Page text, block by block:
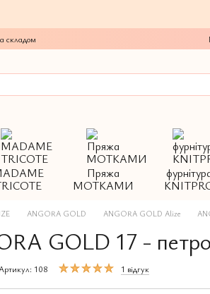
складом
Пряжа
МОТКАМИ
ANGORA GOLD ANGORA GOLD Alize
GOLD 17 -
Артикул: 108 1 відгук